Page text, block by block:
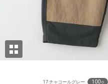
17 チャコールグレー 100 ○